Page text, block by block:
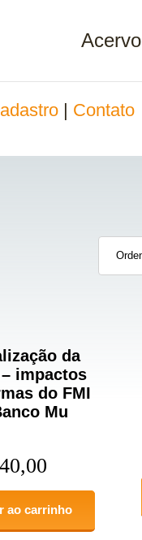
Acervo
Contato
da
impactos
do FMI
Mu
ao carrinho